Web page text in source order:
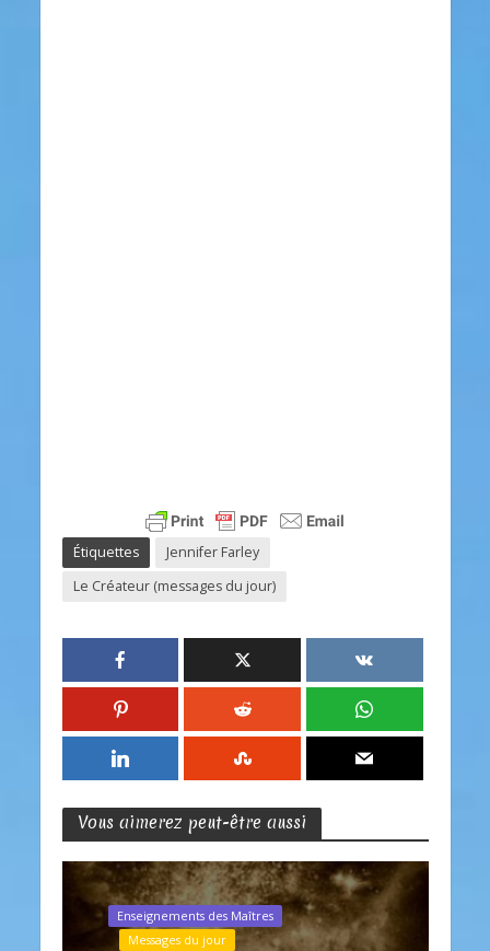
Étiquettes
Jennifer Farley
Le Créateur (messages du jour)
Vous aimerez peut-être aussi
Enseignements des Maîtres
Messages du jour